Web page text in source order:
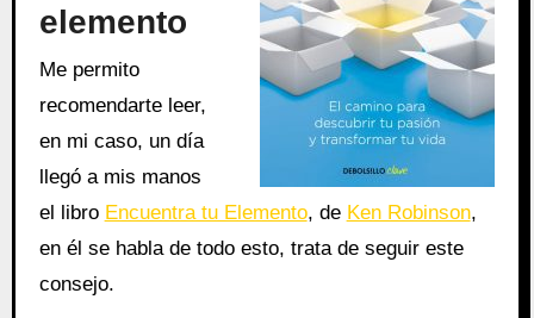
elemento
Me permito
recomendarte leer,
en mi caso, un día
llegó a mis manos
el libro Encuentra tu Elemento, de Ken Robinson,
en él se habla de todo esto, trata de seguir este
consejo.